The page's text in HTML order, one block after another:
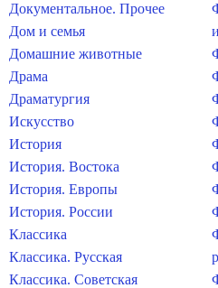
Документальное. Прочее
Дом и семья
Домашние животные
Драма
Драматургия
Искусство
История
История. Востока
История. Европы
История. России
Классика
Классика. Русская
Классика. Советская